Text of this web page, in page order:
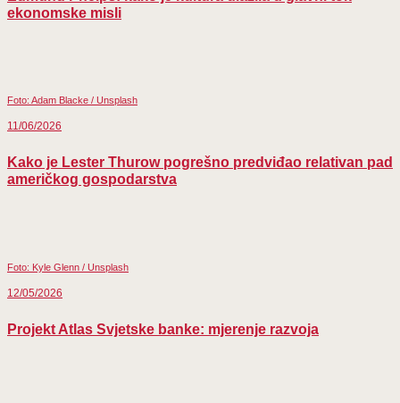
ekonomske misli
Foto: Adam Blacke / Unsplash
11/06/2026
Kako je Lester Thurow pogrešno predviđao relativan pad
američkog gospodarstva
Foto: Kyle Glenn / Unsplash
12/05/2026
Projekt Atlas Svjetske banke: mjerenje razvoja